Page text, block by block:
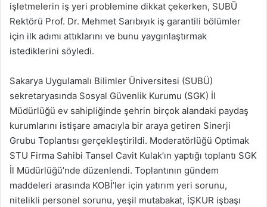
işletmelerin iş yeri problemine dikkat çekerken, SUBÜ
Rektörü Prof. Dr. Mehmet Sarıbıyık iş garantili bölümler
için ilk adımı attıklarını ve bunu yaygınlaştırmak
istediklerini söyledi.
Sakarya Uygulamalı Bilimler Üniversitesi (SUBÜ)
sekretaryasında Sosyal Güvenlik Kurumu (SGK) İl
Müdürlüğü ev sahipliğinde şehrin birçok alandaki paydaş
kurumlarını istişare amacıyla bir araya getiren Sinerji
Grubu Toplantısı gerçekleştirildi. Moderatörlüğü Optimak
STU Firma Sahibi Tansel Cavit Kulak’ın yaptığı toplantı SGK
İl Müdürlüğü’nde düzenlendi. Toplantının gündem
maddeleri arasında KOBİ’ler için yatırım yeri sorunu,
nitelikli personel sorunu, yeşil mutabakat, İŞKUR işbaşı